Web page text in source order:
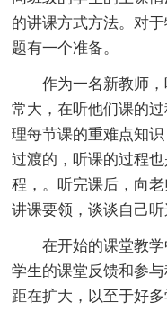
的讲课方式方法。对
题有一个准备。
作为一名新教师，
常大，在听他们课的
理每节课的重难点知
过渡的，听课的过程
程，。听完课后，向
讲课要领，谈谈自己听
在开始的课堂教学
学生的课堂反馈和参
距在扩大，以至于好